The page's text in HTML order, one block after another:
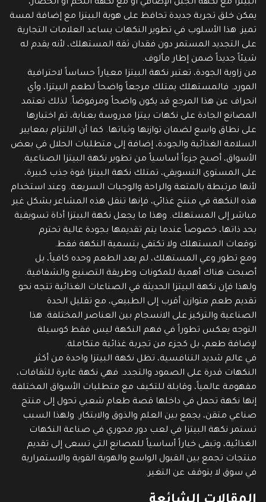
البيتزا مع نكهة الجبن الإضافي أو مع نكهة اللحم أو الخضار،
يمكن خلق تجربة جديدة تحافظ على هوية البيتزا مع إضافة لمسة
تميز. هذا الأسلوب في تطوير النكهات يساعد العلامات التجارية
على التجديد المستمر دون فقدان ثقة المستهلك، لأنه يقدم له
شيئاً جديداً ضمن إطار مألوف.
من زاوية الجودة، تعتبر نكهة البيتزا معياراً حساساً لاحترافية
المورد. فالمستهلك يمتلك مرجعاً واضحاً لطعم البيتزا، وأي
انحراف عن هذا المرجع قد يكون واضحاً ومرفوضاً. لذلك تعتمد
المصانع الجادة على نكهات بيتزا مدروسة بعناية، تم اختبارها
على نطاق واسع لضمان توازنها وثباتها. كما أن الالتزام بمعايير
السلامة الغذائية والجودة، إضافة إلى متطلبات الحلال في بعض
الأسواق، أصبح جزءاً أساسياً من تطوير نكهة البيتزا الصناعية.
على المستوى التسويقي، تمتلك نكهة البيتزا قوة جذب كبيرة،
لأنها مرتبطة بالمتعة والراحة والوجبات السريعة. وعند استخدام
هذه النكهة في منتج غذائي، فإنها تنقل هذه المشاعر بشكل غير
مباشر إلى المستهلك. وهذا ما يجعل نكهة البيتزا أداة تسويقية
بحد ذاتها، خصوصاً عندما يتم تقديمها بجودة عالية تحترم
توقعات المستهلك ولا تكتفي بتسمية النكهة فقط.
ومع تطور وعي المستهلك، لم يعد الطعم وحده كافياً، بل
أصبحت هناك أهمية للمكونات وطريقة التصنيع والشفافية.
ولهذا فإن نكهة البيتزا الحديثة في الصناعات الغذائية تتجه نحو
تقديم طعم متوازن أقرب إلى الطبيعي، مع تقليل الحدة
الصناعية والتركيز على الانسجام بين العناصر المختلفة. هذا
التوجه يعكس تطوراً في فهم النكهة ليس فقط كوسيلة
لإضافة طعم، بل كجزء من تجربة غذائية متكاملة.
في عالم شديد التنافسية، تظل نكهة البيتزا واحدة من أكثر
النكهات قدرة على الصمود والتجدد. فهي نكهة عابرة للثقافات،
مفهومة عالمياً، وقابلة للتكيف مع متطلبات الأسواق المختلفة.
إنها نكهة تحمل في داخلها قصة طعام شعبي تحول إلى منتج
صناعي متقن، يجمع بين العلم والذوق والابتكار. ولهذا السبب
تستمر نكهة البيتزا في لعب دور محوري في صناعة النكهات
الغذائية، وتبقى خياراً أساسياً للمصانع التي تسعى إلى تقديم
منتجات تجمع بين القبول الواسع والهوية القوية والاستمرارية
في سوق لا يتوقف عن التغير.